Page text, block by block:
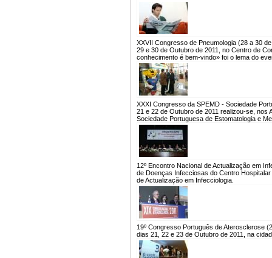
XXVII Congresso de Pneumologia (28 a 30
29 e 30 de Outubro de 2011, no Centro de
conhecimento é bem-vindo» foi o lema do
XXXI Congresso da SPEMD - Sociedade
21 e 22 de Outubro de 2011 realizou-se, nos
Sociedade Portuguesa de Estomatologia e
12º Encontro Nacional de Actualização em
de Doenças Infecciosas do Centro
de Actualização em Infecciologia.
19º Congresso Português de Aterosclerose
dias 21, 22 e 23 de Outubro de 2011, na